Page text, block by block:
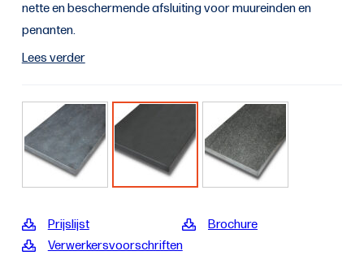
nette en beschermende afsluiting voor muureinden en
penanten.
Lees verder
Prijslijst
Verwerkersvoorschriften
Brochure